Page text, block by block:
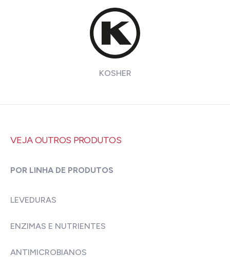
KOSHER
VEJA OUTROS PRODUTOS
POR LINHA DE PRODUTOS
LEVEDURAS
ENZIMAS E NUTRIENTES
ANTIMICROBIANOS